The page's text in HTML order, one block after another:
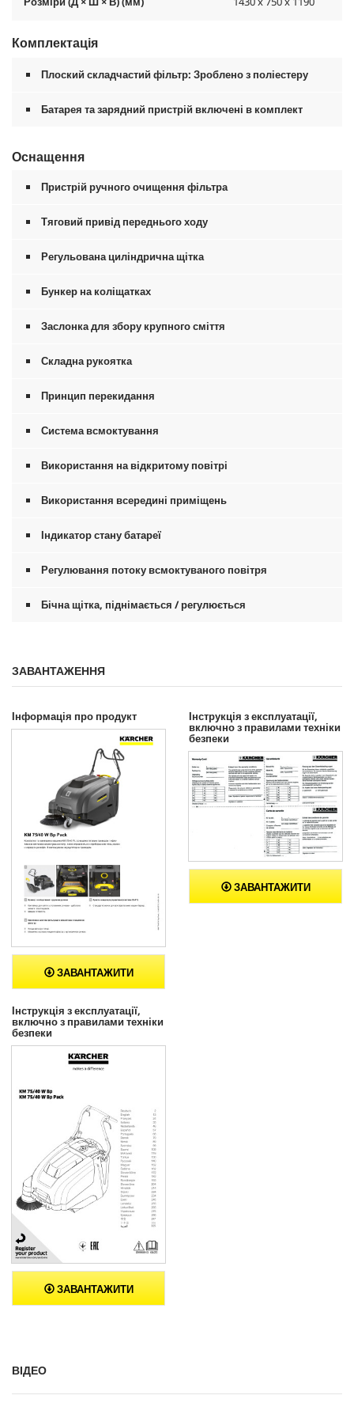
Комплектація
Плоский складчастий фільтр: Зроблено з поліестеру
Батарея та зарядний пристрій включені в комплект
Оснащення
Пристрій ручного очищення фільтра
Тяговий привід переднього ходу
Регульована циліндрична щітка
Бункер на коліщатках
Заслонка для збору крупного сміття
Складна рукоятка
Принцип перекидання
Система всмоктування
Використання на відкритому повітрі
Використання всередині приміщень
Індикатор стану батареї
Регулювання потоку всмоктуваного повітря
Бічна щітка, піднімається / регулюється
ЗАВАНТАЖЕННЯ
Інформація про продукт
ЗАВАНТАЖИТИ
Інструкція з експлуатації,
включно з правилами техніки
безпеки
ЗАВАНТАЖИТИ
Інструкція з експлуатації,
включно з правилами техніки
безпеки
ЗАВАНТАЖИТИ
ВІДЕО